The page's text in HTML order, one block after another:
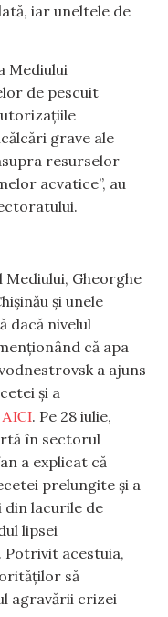
iar uneltele de
Mediului
de pescuit
grave ale
resurselor
acvatice”, au
Mediului, Gheorghe
și unele
dacă nivelul
că apa
a ajuns
și a
AICI. Pe 28 iulie,
în sectorul
a explicat că
prelungite și a
din lacurile de
lipsei
acestuia,
să
agravării crizei